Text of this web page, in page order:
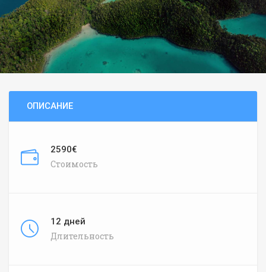
ОПИСАНИЕ
2590€
Стоимость
12 дней
Длительность